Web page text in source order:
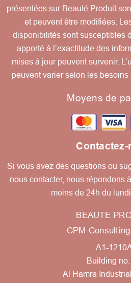
présentées sur Beauté Produit
et peuvent être modifiées.
disponibilités sont susceptibles
apporté à l’exactitude des
mises à jour peuvent survenir.
peuvent varier selon les besoins
Moyens de
Contactez-
Si vous avez des questions ou
nous contacter, nous répondons
moins de 24h du
BEAUTE
CPM
A1-
Building no.
Al Hamra